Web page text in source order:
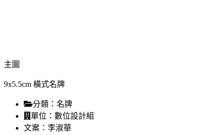
主圖
9x5.5cm 橫式名牌
分類： 名牌
單位： 數位設計組
文案： 李淑華